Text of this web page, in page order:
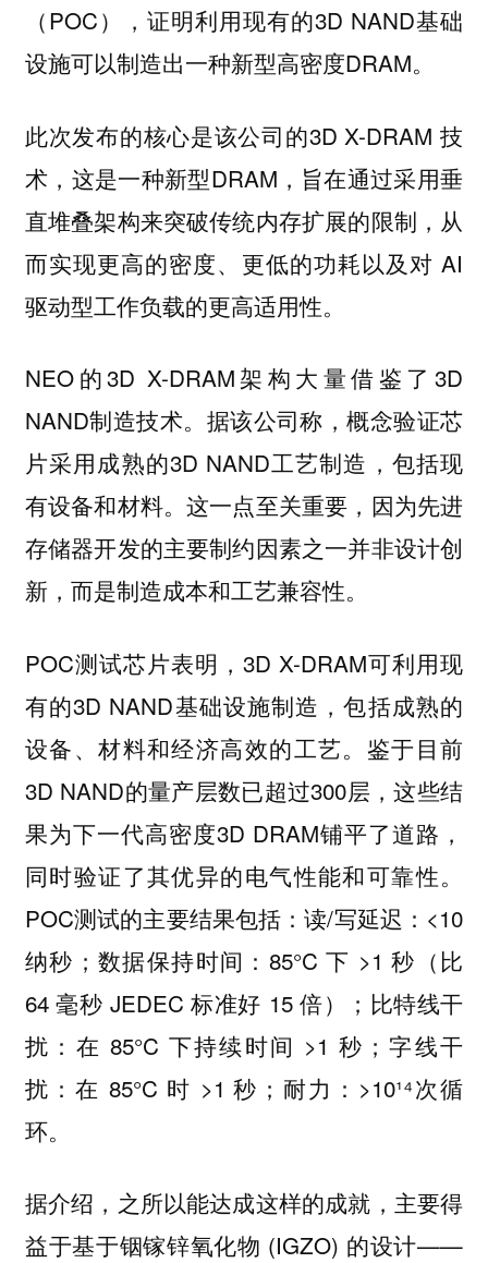
（POC），证明利用现有的3D NAND基础
设施可以制造出一种新型高密度DRAM。
此次发布的核心是该公司的3D X-DRAM 技
术，这是一种新型DRAM，旨在通过采用垂
直堆叠架构来突破传统内存扩展的限制，从
而实现更高的密度、更低的功耗以及对 AI
驱动型工作负载的更高适用性。
NEO的3D X-DRAM架构大量借鉴了3D
NAND制造技术。据该公司称，概念验证芯
片采用成熟的3D NAND工艺制造，包括现
有设备和材料。这一点至关重要，因为先进
存储器开发的主要制约因素之一并非设计创
新，而是制造成本和工艺兼容性。
POC测试芯片表明，3D X-DRAM可利用现
有的3D NAND基础设施制造，包括成熟的
设备、材料和经济高效的工艺。鉴于目前
3D NAND的量产层数已超过300层，这些结
果为下一代高密度3D DRAM铺平了道路，
同时验证了其优异的电气性能和可靠性。
POC测试的主要结果包括：读/写延迟：<10
纳秒；数据保持时间：85°C 下 >1 秒（比
64 毫秒 JEDEC 标准好 15 倍）；比特线干
扰：在 85°C 下持续时间 >1 秒；字线干
扰：在 85°C 时 >1 秒；耐力：>10¹⁴次循
环。
据介绍，之所以能达成这样的成就，主要得
益于基于铟镓锌氧化物 (IGZO) 的设计——